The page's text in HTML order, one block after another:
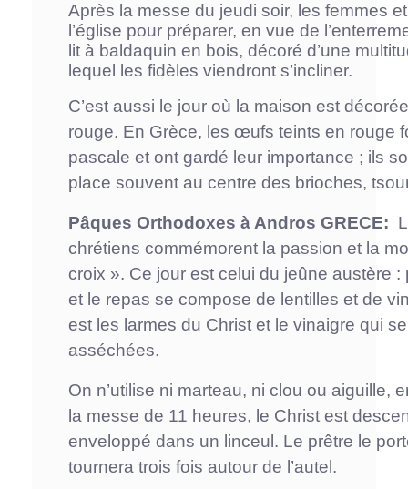
Après la messe du jeudi soir, les femmes
l’église pour préparer, en vue de
lit à baldaquin en bois, décoré d’une
lequel les fidèles viendront s’incliner.
C’est aussi le jour où la maison est
rouge. En Grèce, les œufs teints en rouge
pascale et ont gardé leur importance ; ils
place souvent au centre des brioches,
Pâques Orthodoxes à Andros GRECE:
chrétiens commémorent la passion et la
croix ». Ce jour est celui du jeûne austère
et le repas se compose de lentilles et de
est les larmes du Christ et le vinaigre qui
asséchées.
On n’utilise ni marteau, ni clou ou aiguille,
la messe de 11 heures, le Christ est
enveloppé dans un linceul. Le prêtre le
tournera trois fois autour de l’autel.